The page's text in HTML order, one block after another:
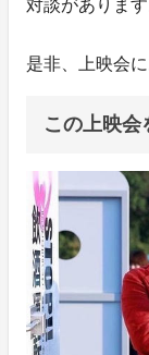
対談があります
是非、上映会
この上映会